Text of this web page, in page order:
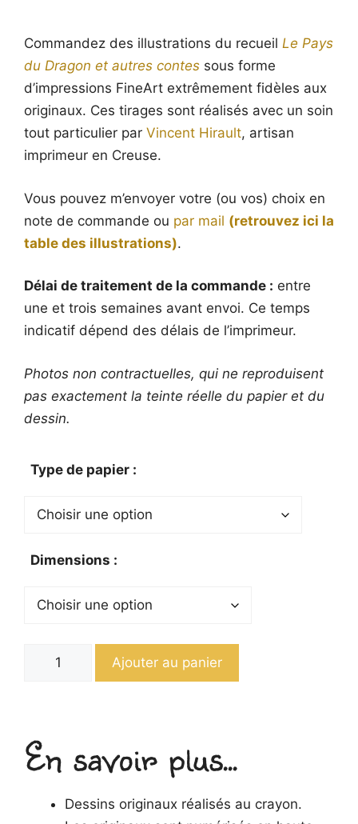
Commandez des illustrations du recueil Le Pays
du Dragon et autres contes sous forme
d’impressions FineArt extrêmement fidèles aux
originaux. Ces tirages sont réalisés avec un soin
tout particulier par Vincent Hirault, artisan
imprimeur en Creuse.
Vous pouvez m’envoyer votre (ou vos) choix en
note de commande ou par mail (retrouvez ici la
table des illustrations).
Délai de traitement de la commande : entre
une et trois semaines avant envoi. Ce temps
indicatif dépend des délais de l’imprimeur.
Photos non contractuelles, qui ne reproduisent
pas exactement la teinte réelle du papier et du
dessin.
Type de papier
Dimensions
quantité
tirés
du
Ajouter au panier
En savoir plus...
Dessins originaux réalisés au crayon.